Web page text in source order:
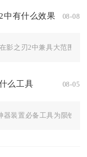
中有什么效果 08-08
影之刃2中兼具大范围群
么工具 08-05
器装置必备工具为陨铁铸